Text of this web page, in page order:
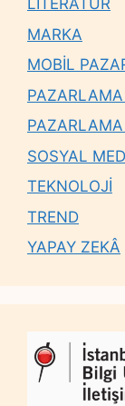
LİTERATÜR
MARKA
MOBİL
SOSYAL
TEKNOLOJİ
TREND
YAPAY ZEKÂ